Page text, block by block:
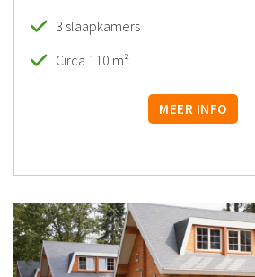
3 slaapkamers
Circa 110 m²
MEER INFO